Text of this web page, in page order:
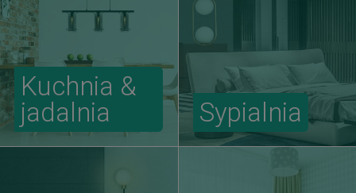
Kuchnia &
jadalnia
Sypialnia